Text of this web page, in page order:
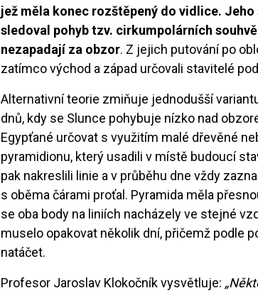
jež měla konec rozštěpený do vidlice.
sledoval pohyb tzv. cirkumpolárních
nezapadají za obzor. Z jejich putování po
zatímco východ a západ určovali stavitelé
Alternativní teorie zmiňuje jednodušší
dnů, kdy se Slunce pohybuje nízko nad
Egypťané určovat s využitím malé dřevěné
pyramidionu, který usadili v místě budoucí
pak nakreslili linie a v průběhu dne vždy
s oběma čárami proťal. Pyramida měla
se oba body na liniích nacházely ve stejné
muselo opakovat několik dní, přičemž podle
natáčet.
Profesor Jaroslav Klokočník vysvětluje: